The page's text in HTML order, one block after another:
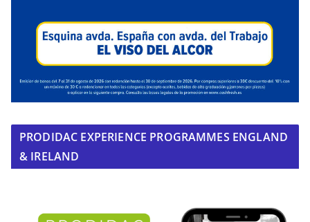
PRODIDAC EXPERIENCE PROGRAMMES ENGLAND
& IRELAND